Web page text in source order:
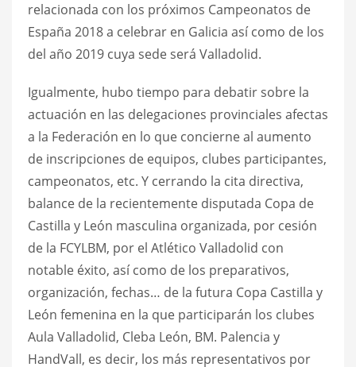
relacionada con los próximos Campeonatos de
España 2018 a celebrar en Galicia así como de los
del año 2019 cuya sede será Valladolid.
Igualmente, hubo tiempo para debatir sobre la
actuación en las delegaciones provinciales afectas
a la Federación en lo que concierne al aumento
de inscripciones de equipos, clubes participantes,
campeonatos, etc. Y cerrando la cita directiva,
balance de la recientemente disputada Copa de
Castilla y León masculina organizada, por cesión
de la FCYLBM, por el Atlético Valladolid con
notable éxito, así como de los preparativos,
organización, fechas… de la futura Copa Castilla y
León femenina en la que participarán los clubes
Aula Valladolid, Cleba León, BM. Palencia y
HandVall, es decir, los más representativos por